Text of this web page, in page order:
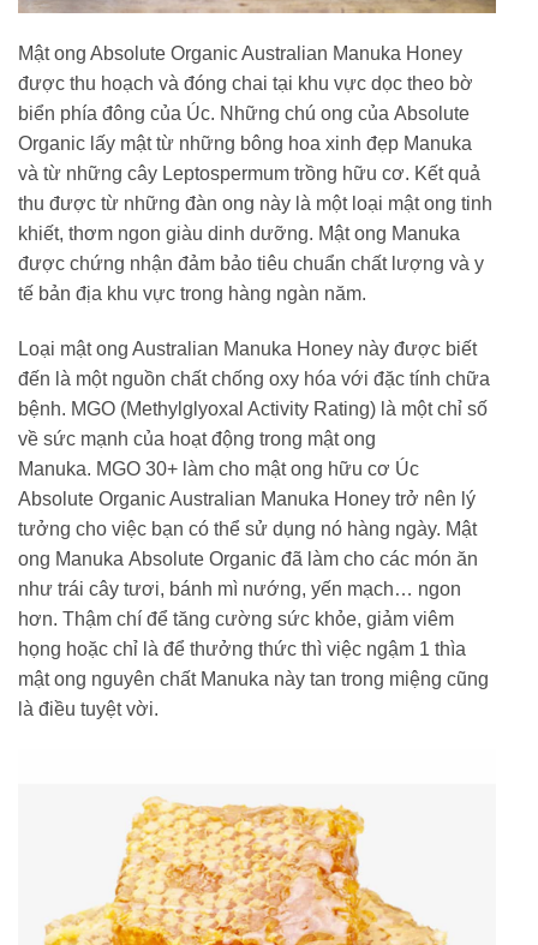
Mật ong Absolute Organic Australian Manuka Honey
được thu hoạch và đóng chai tại khu vực dọc theo bờ
biển phía đông của Úc. Những chú ong của Absolute
Organic lấy mật từ những bông hoa xinh đẹp Manuka
và từ những cây Leptospermum trồng hữu cơ. Kết quả
thu được từ những đàn ong này là một loại mật ong tinh
khiết, thơm ngon giàu dinh dưỡng. Mật ong Manuka
được chứng nhận đảm bảo tiêu chuẩn chất lượng và y
tế bản địa khu vực trong hàng ngàn năm.
Loại mật ong Australian Manuka Honey này được biết
đến là một nguồn chất chống oxy hóa với đặc tính chữa
bệnh. MGO (Methylglyoxal Activity Rating) là một chỉ số
về sức mạnh của hoạt động trong mật ong
Manuka. MGO 30+ làm cho mật ong hữu cơ Úc
Absolute Organic Australian Manuka Honey trở nên lý
tưởng cho việc bạn có thể sử dụng nó hàng ngày. Mật
ong Manuka Absolute Organic đã làm cho các món ăn
như trái cây tươi, bánh mì nướng, yến mạch… ngon
hơn. Thậm chí để tăng cường sức khỏe, giảm viêm
họng hoặc chỉ là để thưởng thức thì việc ngậm 1 thìa
mật ong nguyên chất Manuka này tan trong miệng cũng
là điều tuyệt vời.